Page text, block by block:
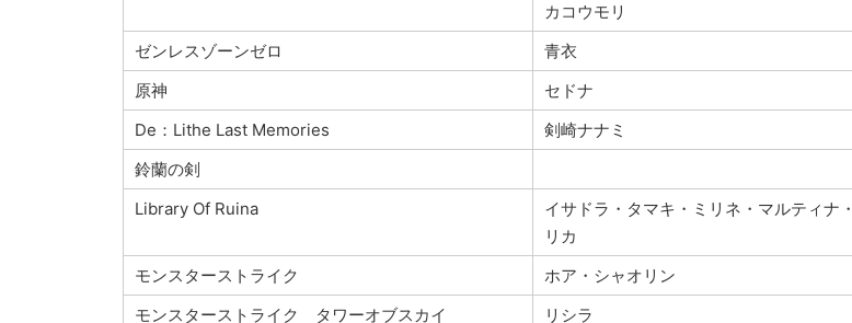
カコウモリ
ゼンレスゾーンゼロ
青衣
原神
セドナ
De：Lithe Last Memories
剣崎ナナミ
鈴蘭の剣
Library Of Ruina
イサドラ・タマキ・ミリネ・マルティナ
リカ
モンスターストライク
ホア・シャオリン
モンスターストライク タワーオブスカイ
リシラ